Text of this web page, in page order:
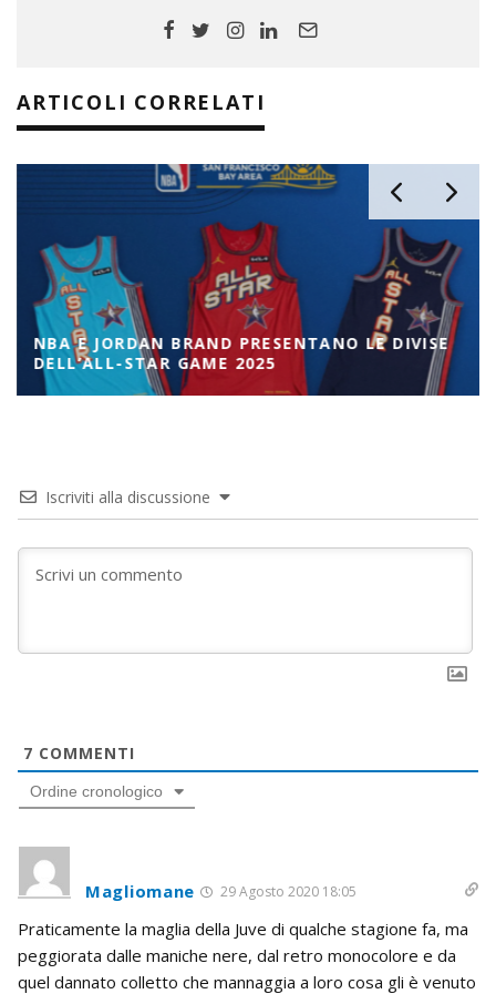
ARTICOLI CORRELATI
NBA E JORDAN BRAND PRESENTANO LE DIVISE
DELL’ALL-STAR GAME 2025
Iscriviti alla discussione
7 COMMENTI
Ordine cronologico
Magliomane 29 Agosto 2020 18:05
Praticamente la maglia della Juve di qualche stagione fa, ma
peggiorata dalle maniche nere, dal retro monocolore e da
quel dannato colletto che mannaggia a loro cosa gli è venuto